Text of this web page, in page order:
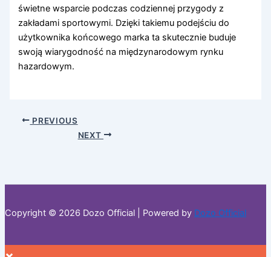
świetne wsparcie podczas codziennej przygody z
zakładami sportowymi. Dzięki takiemu podejściu do
użytkownika końcowego marka ta skutecznie buduje
swoją wiarygodność na międzynarodowym rynku
hazardowym.
PREVIOUS
NEXT
Copyright © 2026 Dozo Official | Powered by Dozo Official